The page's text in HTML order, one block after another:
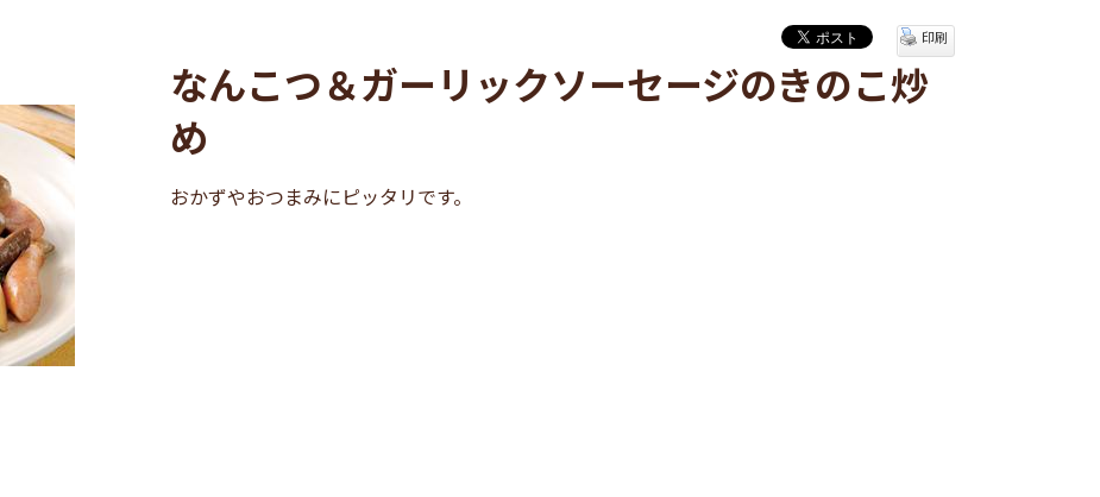
なんこつ＆ガーリックソーセージのきのこ炒
め
印刷
おかずやおつまみにピッタリです。